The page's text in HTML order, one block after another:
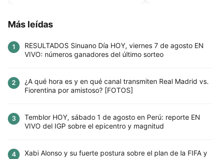
Más leídas
1
RESULTADOS Sinuano Día HOY, viernes 7 de agosto EN
VIVO: números ganadores del último sorteo
2
¿A qué hora es y en qué canal transmiten Real Madrid vs.
Fiorentina por amistoso? [FOTOS]
3
Temblor HOY, sábado 1 de agosto en Perú: reporte EN
VIVO del IGP sobre el epicentro y magnitud
4
Xabi Alonso y su fuerte postura sobre el plan de la FIFA y